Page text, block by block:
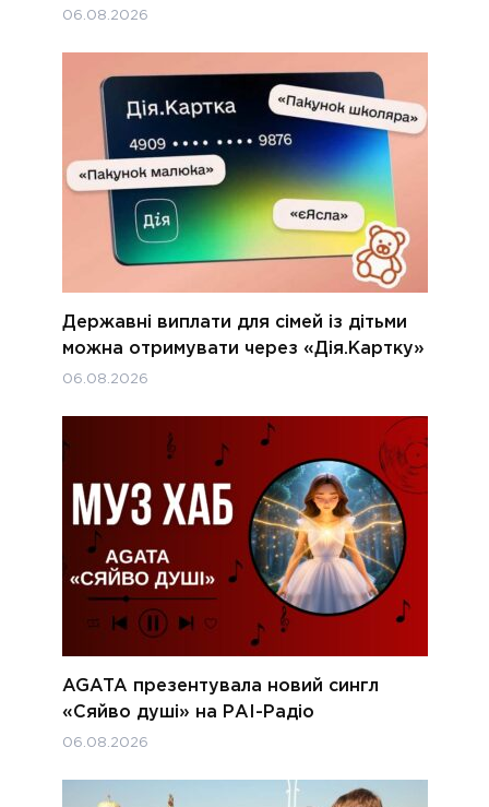
06.08.2026
Державні виплати для сімей із дітьми
можна отримувати через «Дія.Картку»
06.08.2026
AGATA презентувала новий сингл
«Сяйво душі» на РАІ-Радіо
06.08.2026